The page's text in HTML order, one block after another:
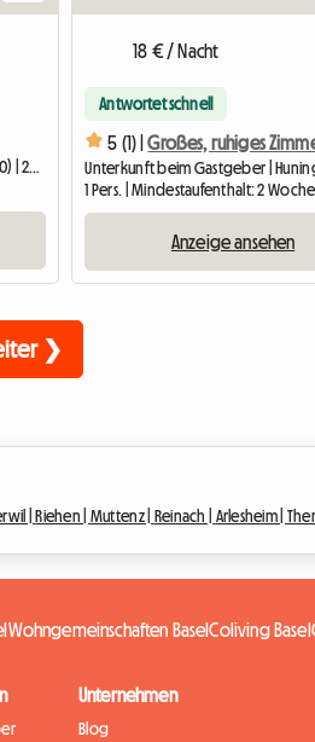
Wohngemeinschaft | Saint-Louis (68300) | 25 M2
18 € / Nacht
Antwortet schnell
5 (1) |
1 Pers. | Mindestaufenthalt: 2
Anzeige ansehen
❯
| Riehen | Muttenz | Reinach | Arlesheim |
Wohngemeinschaften BaselColiving Basel
Unternehmen
Blog